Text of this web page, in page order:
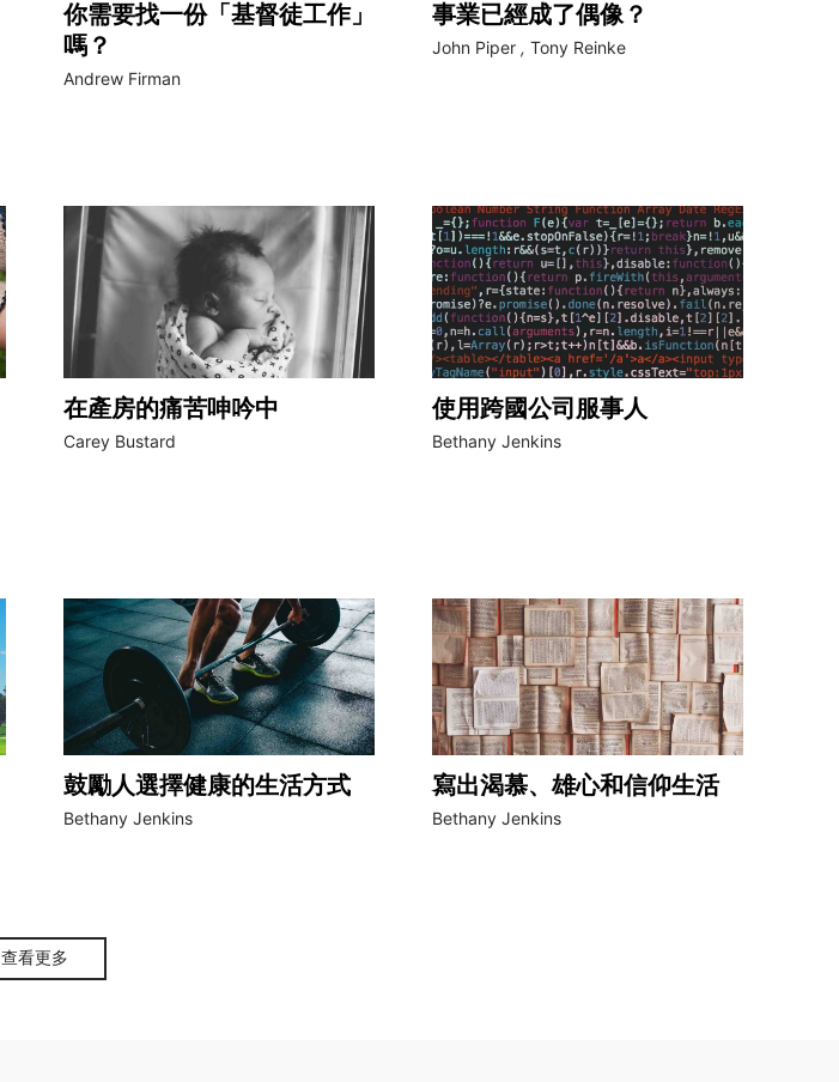
你需要找一份「基督徒工作」
嗎？
Andrew Firman
事業已經成了偶像？
John Piper , Tony Reinke
在產房的痛苦呻吟中
Carey Bustard
使用跨國公司服事人
Bethany Jenkins
鼓勵人選擇健康的生活方式
Bethany Jenkins
寫出渴慕、雄心和信仰生活
Bethany Jenkins
查看更多